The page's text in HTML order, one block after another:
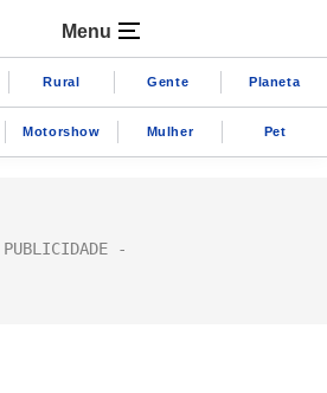
Menu
Rural Gente Planeta
Motorshow Mulher Pet